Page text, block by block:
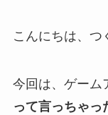
こんにちは、つ
今回は、ゲー
って言っちゃっ